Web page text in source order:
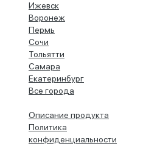
Ижевск
Воронеж
Пермь
Сочи
Тольятти
Самара
Екатеринбург
Все города
Описание продукта
Политика
конфиденциальности